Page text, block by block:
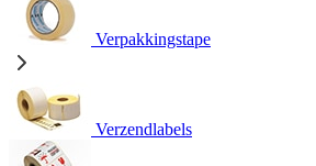
Verpakkingstape
Verzendlabels